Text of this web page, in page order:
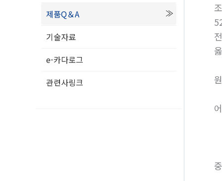
제품Q＆A
기술자료
e-카다로그
관련사링크